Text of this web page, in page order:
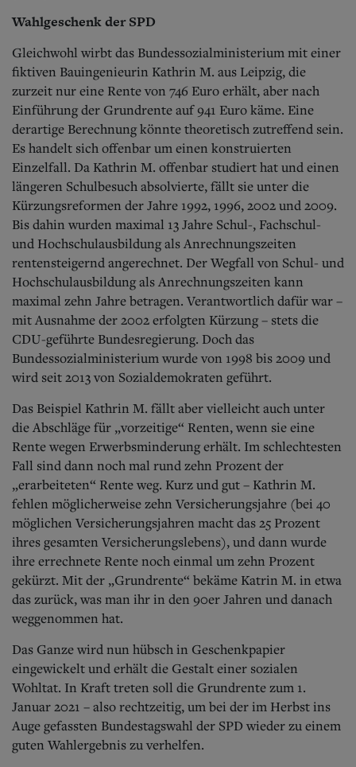
Wahlgeschenk der SPD
Gleichwohl wirbt das Bundessozialministerium mit einer
fiktiven Bauingenieurin Kathrin M. aus Leipzig, die
zurzeit nur eine Rente von 746 Euro erhält, aber nach
Einführung der Grundrente auf 941 Euro käme. Eine
derartige Berechnung könnte theoretisch zutreffend sein.
Es handelt sich offenbar um einen konstruierten
Einzelfall. Da Kathrin M. offenbar studiert hat und einen
längeren Schulbesuch absolvierte, fällt sie unter die
Kürzungsreformen der Jahre 1992, 1996, 2002 und 2009.
Bis dahin wurden maximal 13 Jahre Schul-, Fachschul-
und Hochschulausbildung als Anrechnungszeiten
rentensteigernd angerechnet. Der Wegfall von Schul- und
Hochschulausbildung als Anrechnungszeiten kann
maximal zehn Jahre betragen. Verantwortlich dafür war –
mit Ausnahme der 2002 erfolgten Kürzung – stets die
CDU-geführte Bundesregierung. Doch das
Bundessozialministerium wurde von 1998 bis 2009 und
wird seit 2013 von Sozialdemokraten geführt.
Das Beispiel Kathrin M. fällt aber vielleicht auch unter
die Abschläge für „vorzeitige“ Renten, wenn sie eine
Rente wegen Erwerbsminderung erhält. Im schlechtesten
Fall sind dann noch mal rund zehn Prozent der
„erarbeiteten“ Rente weg. Kurz und gut – Kathrin M.
fehlen möglicherweise zehn Versicherungsjahre (bei 40
möglichen Versicherungsjahren macht das 25 Prozent
ihres gesamten Versicherungslebens), und dann wurde
ihre errechnete Rente noch einmal um zehn Prozent
gekürzt. Mit der „Grundrente“ bekäme Katrin M. in etwa
das zurück, was man ihr in den 90er Jahren und danach
weggenommen hat.
Das Ganze wird nun hübsch in Geschenkpapier
eingewickelt und erhält die Gestalt einer sozialen
Wohltat. In Kraft treten soll die Grundrente zum 1.
Januar 2021 – also rechtzeitig, um bei der im Herbst ins
Auge gefassten Bundestagswahl der SPD wieder zu einem
guten Wahlergebnis zu verhelfen.